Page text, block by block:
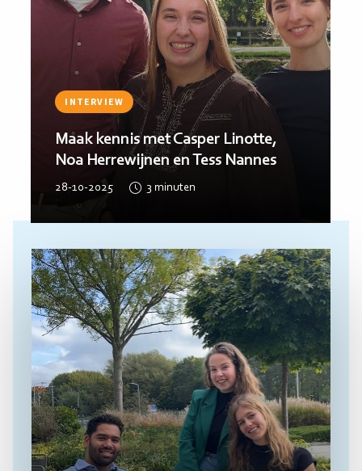
INTERVIEW
Maak kennis met Melvin Adriao en
Quintin Sieburgh Sjoerdsma
28-11-2024 3 minuten
Lees
meer